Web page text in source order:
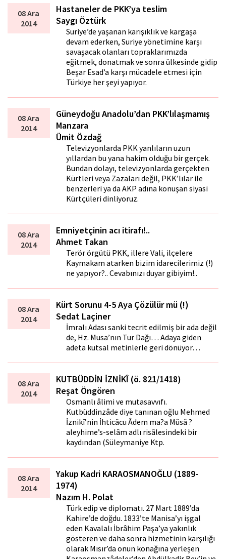
08 Ara
2014
Hastaneler de PKK’ya teslim
Saygı Öztürk
Suriye’de yaşanan karışıklık ve kargaşa
devam ederken, Suriye yönetimine karşı
savaşacak olanları topraklarımızda
eğitmek, donatmak ve sonra ülkesinde gidip
Beşar Esad’a karşı mücadele etmesi için
Türkiye her şeyi yapıyor.
08 Ara
2014
Güneydoğu Anadolu’dan PKK’lılaşmamış
Manzara
Ümit Özdağ
Televizyonlarda PKK yanlıların uzun
yıllardan bu yana hakim olduğu bir gerçek.
Bundan dolayı, televizyonlarda gerçekten
Kürtleri veya Zazaları değil, PKK’lılar ile
benzerleri ya da AKP adına konuşan siyasi
Kürtçüleri dinliyoruz.
08 Ara
2014
Emniyetçinin acı itirafı!..
Ahmet Takan
Terör örgütü PKK, illere Vali, ilçelere
Kaymakam atarken bizim idarecilerimiz (!)
ne yapıyor?.. Cevabınızı duyar gibiyim!..
08 Ara
2014
Kürt Sorunu 4-5 Aya Çözülür mü (!)
Sedat Laçiner
İmralı Adası sanki tecrit edilmiş bir ada değil
de, Hz. Musa’nın Tur Dağı… Adaya giden
adeta kutsal metinlerle geri dönüyor…
08 Ara
2014
KUTBÜDDİN İZNİKÎ (ö. 821/1418)
Reşat Öngören
Osmanlı âlimi ve mutasavvıfı.
Kutbüddinzâde diye tanınan oğlu Mehmed
İznikî’nin İhticâcu Âdem ma?a Mûsâ ?
aleyhime’s-selâm adlı risâlesindeki bir
kaydından (Süleymaniye Ktp.
08 Ara
2014
Yakup Kadri KARAOSMANOĞLU (1889-
1974)
Nazım H. Polat
Türk edip ve diplomatı. 27 Mart 1889’da
Kahire’de doğdu. 1833’te Manisa’yı işgal
eden Kavalalı İbrâhim Paşa’ya yakınlık
gösteren ve daha sonra hizmetinin karşılığı
olarak Mısır’da onun konağına yerleşen